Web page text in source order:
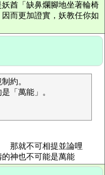
酋「缺鼻爛腳地坐著輪椅
而更加證實，妖教任你如
約。
「萬能」。
那就不可相提並論哩
神也不可能是萬能